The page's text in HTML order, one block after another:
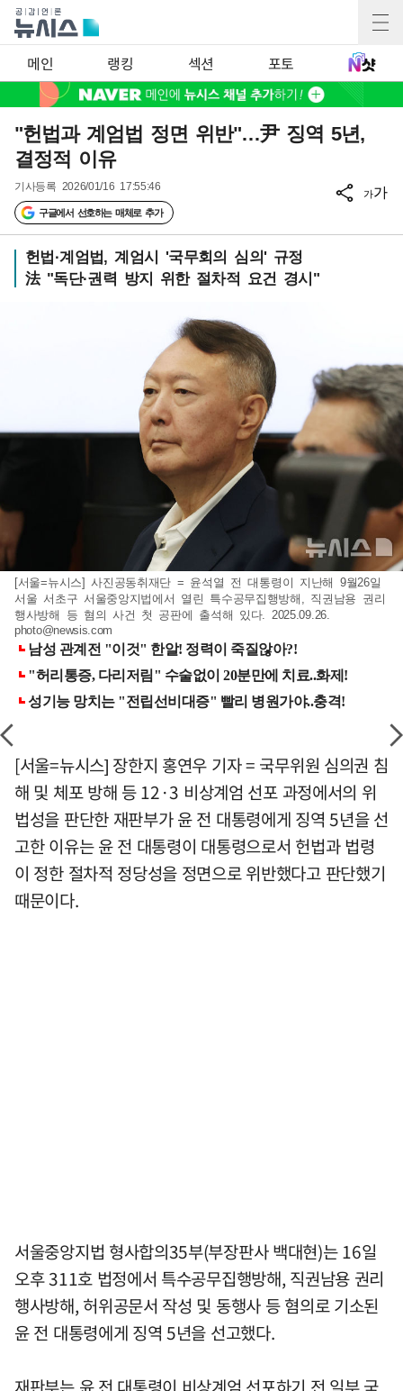
메인 랭킹 섹션 포토
"헌법과 계엄법 정면 위반"…尹 징역 5년,
결정적 이유
기사등록 2026/01/16 17:55:46
구글에서 선호하는 매체로 추가
가가
헌법·계엄법, 계엄시 '국무회의 심의' 규정
法 "독단·권력 방지 위한 절차적 요건 경시"
[서울=뉴시스] 사진공동취재단 = 윤석열 전 대통령이 지난해 9월26일
서울 서초구 서울중앙지법에서 열린 특수공무집행방해, 직권남용 권리
행사방해 등 혐의 사건 첫 공판에 출석해 있다. 2025.09.26.
photo@newsis.com
[서울=뉴시스] 장한지 홍연우 기자 = 국무위원 심의권 침
해 및 체포 방해 등 12·3 비상계엄 선포 과정에서의 위
법성을 판단한 재판부가 윤 전 대통령에게 징역 5년을 선
고한 이유는 윤 전 대통령이 대통령으로서 헌법과 법령
이 정한 절차적 정당성을 정면으로 위반했다고 판단했기
때문이다.
서울중앙지법 형사합의35부(부장판사 백대현)는 16일
오후 311호 법정에서 특수공무집행방해, 직권남용 권리
행사방해, 허위공문서 작성 및 동행사 등 혐의로 기소된
윤 전 대통령에게 징역 5년을 선고했다.